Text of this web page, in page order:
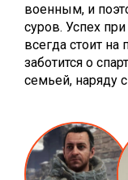
военным, и
суров. Успех
всегда стоит на
заботится о
семьей, наряду